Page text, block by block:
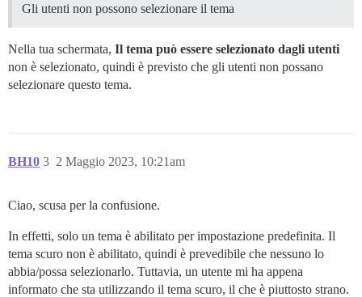
Gli utenti non possono selezionare il tema
Nella tua schermata, Il tema può essere selezionato dagli utenti
non è selezionato, quindi è previsto che gli utenti non possano
selezionare questo tema.
BH10 2 Maggio 2023, 10:21am
3
Ciao, scusa per la confusione.
In effetti, solo un tema è abilitato per impostazione predefinita. Il
tema scuro non è abilitato, quindi è prevedibile che nessuno lo
abbia/possa selezionarlo. Tuttavia, un utente mi ha appena
informato che sta utilizzando il tema scuro, il che è piuttosto strano.